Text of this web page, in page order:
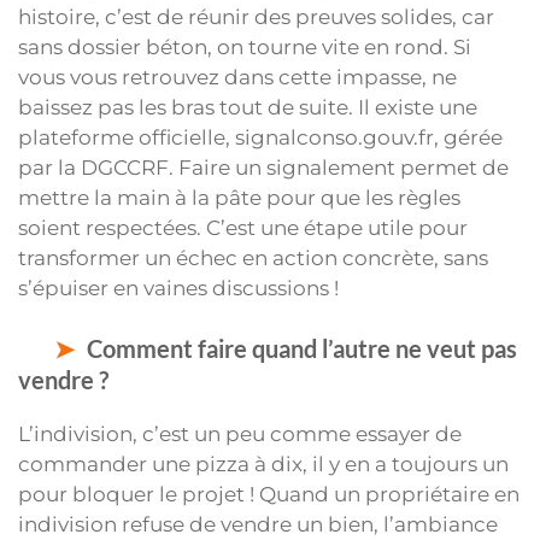
histoire, c’est de réunir des preuves solides, car
sans dossier béton, on tourne vite en rond. Si
vous vous retrouvez dans cette impasse, ne
baissez pas les bras tout de suite. Il existe une
plateforme officielle, signalconso.gouv.fr, gérée
par la DGCCRF. Faire un signalement permet de
mettre la main à la pâte pour que les règles
soient respectées. C’est une étape utile pour
transformer un échec en action concrète, sans
s’épuiser en vaines discussions !
Comment faire quand l’autre ne veut pas
vendre ?
L’indivision, c’est un peu comme essayer de
commander une pizza à dix, il y en a toujours un
pour bloquer le projet ! Quand un propriétaire en
indivision refuse de vendre un bien, l’ambiance